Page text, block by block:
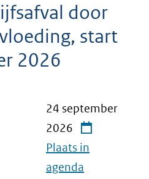
door
start
2026
24 september
2026
Plaats in
agenda